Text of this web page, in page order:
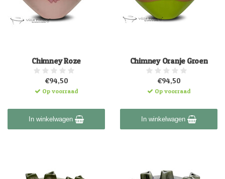
Chimney Roze
€94,50
Op voorraad
In winkelwagen
Chimney Oranje Groen
€94,50
Op voorraad
In winkelwagen